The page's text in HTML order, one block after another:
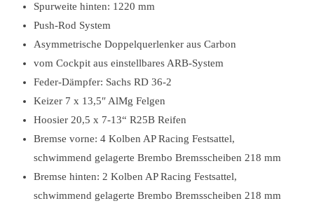
Spurweite hinten: 1220 mm
Push-Rod System
Asymmetrische Doppelquerlenker aus Carbon
vom Cockpit aus einstellbares ARB-System
Feder-Dämpfer: Sachs RD 36-2
Keizer 7 x 13,5″ AlMg Felgen
Hoosier 20,5 x 7-13“ R25B Reifen
Bremse vorne: 4 Kolben AP Racing Festsattel,
schwimmend gelagerte Brembo Bremsscheiben 218 mm
Bremse hinten: 2 Kolben AP Racing Festsattel,
schwimmend gelagerte Brembo Bremsscheiben 218 mm